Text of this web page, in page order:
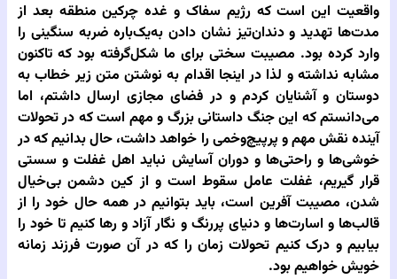
واقعیت این است که رژیم سفاک و غده چرکین منطقه بعد از
مدت‌ها تهدید و دندان‌تیز نشان دادن به‌یک‌باره ضربه سنگینی را
وارد کرده بود. مصیبت سختی برای ما شکل‌گرفته بود که تاکنون
مشابه نداشته و لذا در اینجا اقدام به نوشتن متن زیر خطاب به
دوستان و آشنایان کردم و در فضای مجازی ارسال داشتم، اما
می‌دانستم که این جنگ داستانی بزرگ و مهم است که در تحولات
آینده نقش مهم و پرپیچ‌وخمی را خواهد داشت، حال بدانیم که در
خوشی‌ها و راحتی‌ها و دوران آسایش نباید اهل غفلت و سستی
قرار گیریم، غفلت عامل سقوط است و از کین دشمن بی‌خیال
شدن، مصیبت آفرین است، باید بتوانیم در همه حال خود را از
قالب‌ها و اسارت‌ها و دنیای پررنگ و نگار آزاد و رها کنیم تا خود را
بیابیم و درک کنیم تحولات زمان را که در آن صورت فرزند زمانه
خویش خواهیم بود.